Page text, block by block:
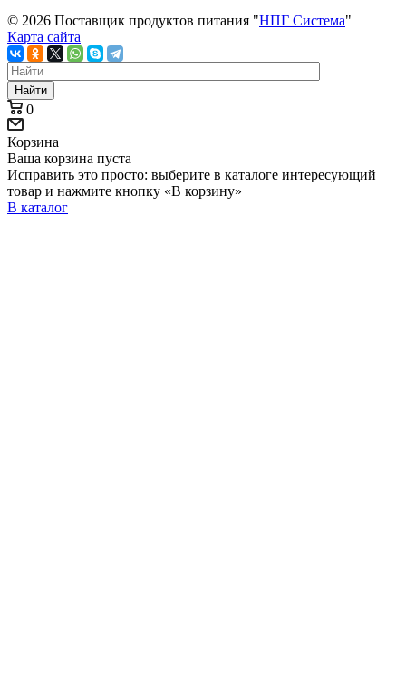
© 2026 Поставщик продуктов питания "НПГ Система"
Карта сайта
Найти
0
Корзина
Ваша корзина пуста
Исправить это просто: выберите в каталоге интересующий
товар и нажмите кнопку «В корзину»
В каталог